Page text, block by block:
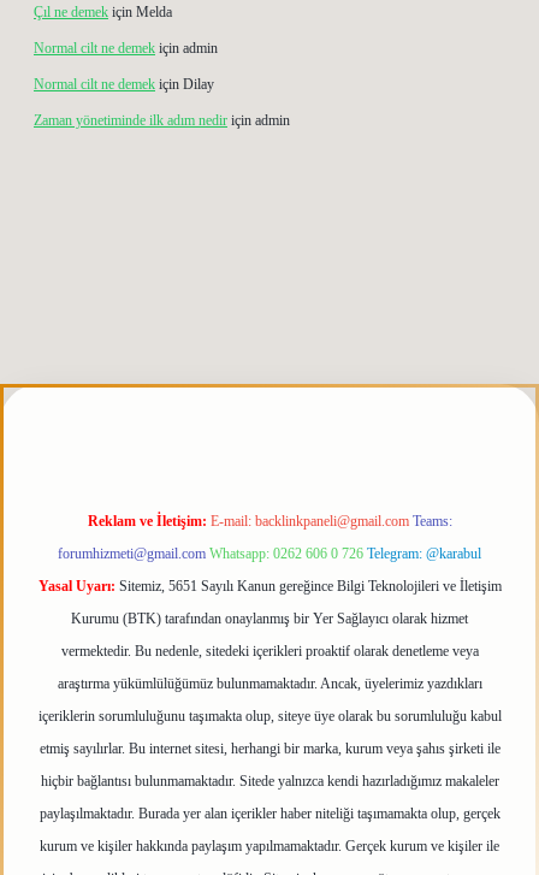
Çıl ne demek için Melda
Normal cilt ne demek için admin
Normal cilt ne demek için Dilay
Zaman yönetiminde ilk adım nedir için admin
Reklam ve İletişim: E-mail: backlinkpaneli@gmail.com Teams:
forumhizmeti@gmail.com Whatsapp: 0262 606 0 726 Telegram: @karabul
Yasal Uyarı: Sitemiz, 5651 Sayılı Kanun gereğince Bilgi Teknolojileri ve İletişim
Kurumu (BTK) tarafından onaylanmış bir Yer Sağlayıcı olarak hizmet
vermektedir. Bu nedenle, sitedeki içerikleri proaktif olarak denetleme veya
araştırma yükümlülüğümüz bulunmamaktadır. Ancak, üyelerimiz yazdıkları
içeriklerin sorumluluğunu taşımakta olup, siteye üye olarak bu sorumluluğu kabul
etmiş sayılırlar. Bu internet sitesi, herhangi bir marka, kurum veya şahıs şirketi ile
hiçbir bağlantısı bulunmamaktadır. Sitede yalnızca kendi hazırladığımız makaleler
paylaşılmaktadır. Burada yer alan içerikler haber niteliği taşımamakta olup, gerçek
kurum ve kişiler hakkında paylaşım yapılmamaktadır. Gerçek kurum ve kişiler ile